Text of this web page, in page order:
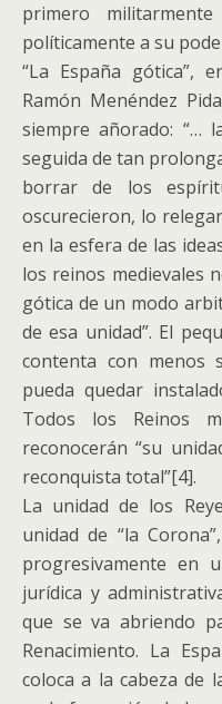
primero
políticamente a su
“La España gótica”,
Ramón Menéndez
siempre añorado: “…
seguida de tan
borrar de los
oscurecieron, lo
en la esfera de las
los reinos medievales
gótica de un modo
de esa unidad”. El
contenta con menos
pueda quedar
Todos los Reinos
reconocerán “su
reconquista total”[4].
La unidad de los
unidad de “la
progresivamente en
jurídica y
que se va abriendo
Renacimiento. La
coloca a la cabeza de